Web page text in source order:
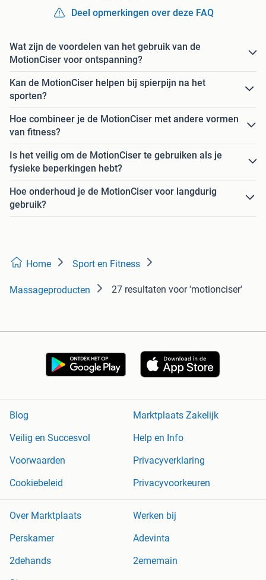
Deel opmerkingen over deze FAQ
Wat zijn de voordelen van het gebruik van de
MotionCiser voor ontspanning?
Kan de MotionCiser helpen bij spierpijn na het
sporten?
Hoe combineer je de MotionCiser met andere vormen
van fitness?
Is het veilig om de MotionCiser te gebruiken als je
fysieke beperkingen hebt?
Hoe onderhoud je de MotionCiser voor langdurig
gebruik?
Home Sport en Fitness
Massageproducten 27 resultaten voor 'motionciser'
Blog
Marktplaats Zakelijk
Veilig en Succesvol
Help en Info
Voorwaarden
Privacyverklaring
Cookiebeleid
Privacyvoorkeuren
Over Marktplaats
Werken bij
Perskamer
Adevinta
2dehands
2ememain